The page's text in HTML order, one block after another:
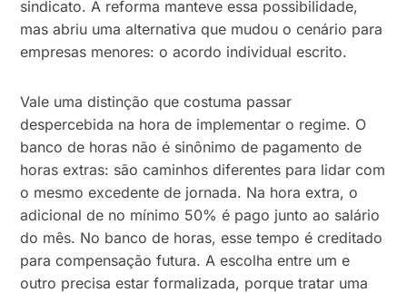
sindicato. A reforma manteve essa possibilidade,
mas abriu uma alternativa que mudou o cenário para
empresas menores: o acordo individual escrito.
Vale uma distinção que costuma passar
despercebida na hora de implementar o regime. O
banco de horas não é sinônimo de pagamento de
horas extras: são caminhos diferentes para lidar com
o mesmo excedente de jornada. Na hora extra, o
adicional de no mínimo 50% é pago junto ao salário
do mês. No banco de horas, esse tempo é creditado
para compensação futura. A escolha entre um e
outro precisa estar formalizada, porque tratar uma